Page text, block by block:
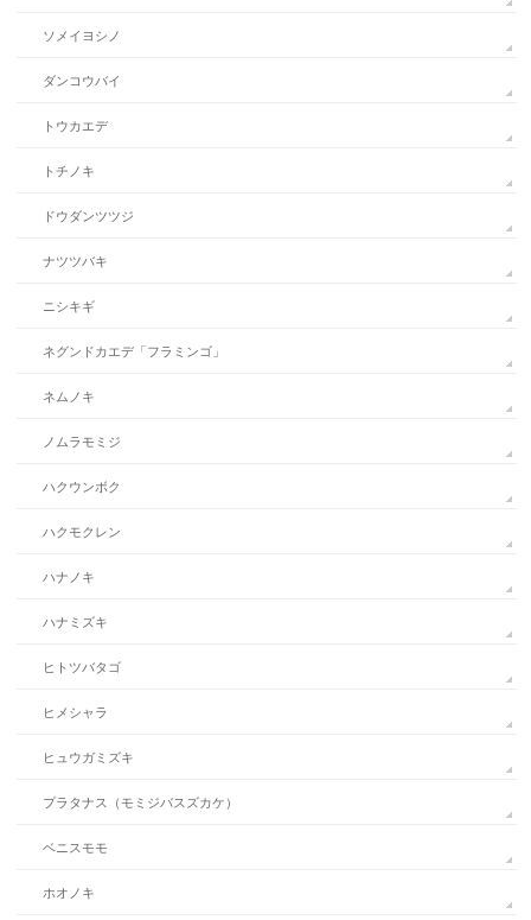
ソメイヨシノ
ダンコウバイ
トウカエデ
トチノキ
ドウダンツツジ
ナツツバキ
ニシキギ
ネグンドカエデ「フラミンゴ」
ネムノキ
ノムラモミジ
ハクウンボク
ハクモクレン
ハナノキ
ハナミズキ
ヒトツバタゴ
ヒメシャラ
ヒュウガミズキ
プラタナス（モミジバスズカケ）
ベニスモモ
ホオノキ